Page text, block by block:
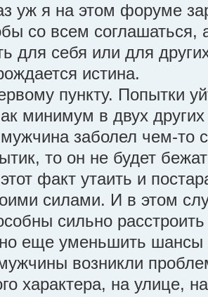
уж я на этом форуме
со всем соглашаться,
для себя или для
истина.
пункту. Попытки
минимум в двух
заболел чем-то
то он не будет
факт утаить и
силами. И в этом
сильно
еще уменьшить
возникли
характера, на улице,